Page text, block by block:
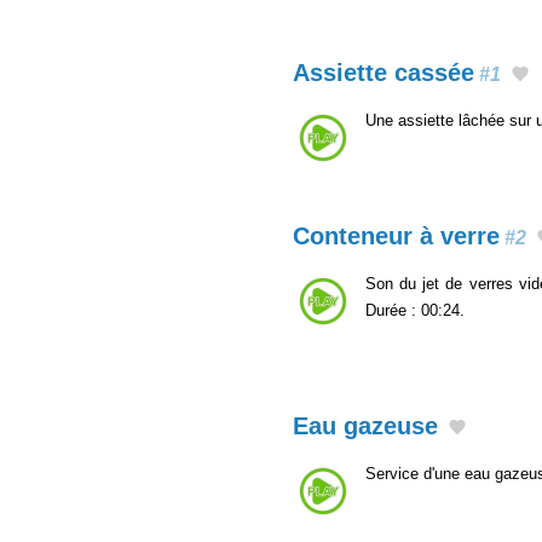
Assiette cassée #1
Une assiette lâchée sur
Conteneur à verre #2
Son du jet de verres
Durée : 00:24.
Eau gazeuse
Service d'une eau